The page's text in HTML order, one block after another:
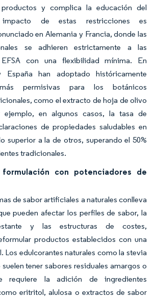
y complica la educación del
de estas restricciones es
en Alemania y Francia, donde las
se adhieren estrictamente a las
con una flexibilidad mínima. En
han adoptado históricamente
más permisivas para los botánicos
como el extracto de hoja de olivo
en algunos casos, la tasa de
de propiedades saludables en
superior a la de otros, superando el 50%
tradicionales.
con potenciadores de
de sabor artificiales a naturales conlleva
pueden afectar los perfiles de sabor, la
y las estructuras de costes,
productos establecidos con una
Los edulcorantes naturales como la stevia
tener sabores residuales amargos o
requiere la adición de ingredientes
eritritol, alulosa o extractos de sabor